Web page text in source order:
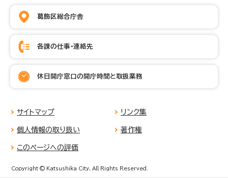
葛飾区総合庁舎
各課の仕事・連絡先
休日開庁窓口の開庁時間と取扱業務
サイトマップ リンク集
個人情報の取り扱い 著作権
このページへの評価
Copyright © Katsushika City, All Rights Reserved.